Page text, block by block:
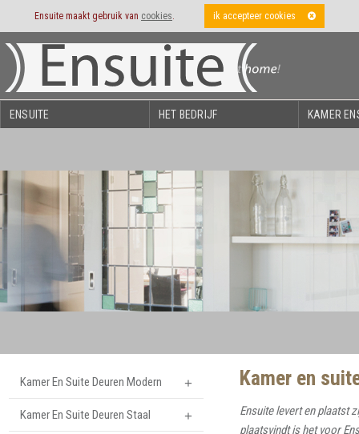
Ensuite maakt gebruik van cookies. ik accepteer cookies
ENSUITE HET BEDRIJF KAMER
Kamer En Suite Deuren Modern
Kamer En Suite Deuren Staal
Kamer en
Ensuite levert en plaatst
plaatsvindt is het voor